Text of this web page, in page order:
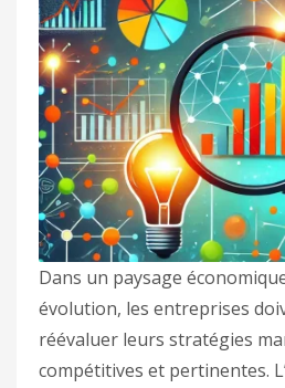
Dans un paysage
évolution, les entreprises
réévaluer leurs stratégies
compétitives et pertinentes.